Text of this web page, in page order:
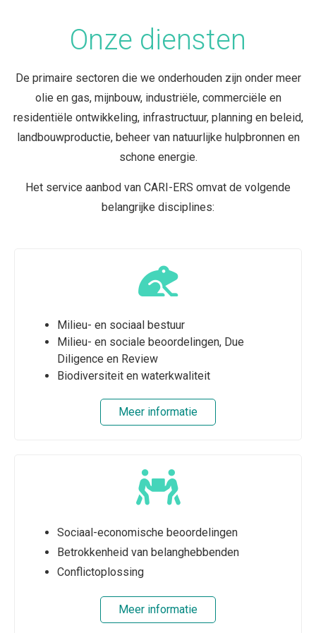
Onze diensten
De primaire sectoren die we onderhouden zijn onder meer
olie en gas, mijnbouw, industriële, commerciële en
residentiële ontwikkeling, infrastructuur, planning en beleid,
landbouwproductie, beheer van natuurlijke hulpbronnen en
schone energie.
Het service aanbod van CARI-ERS omvat de volgende
belangrijke disciplines:
Milieu- en sociaal bestuur
Milieu- en sociale beoordelingen, Due
Diligence en Review
Biodiversiteit en waterkwaliteit
Meer informatie
Sociaal-economische beoordelingen
Betrokkenheid van belanghebbenden
Conflictoplossing
Meer informatie